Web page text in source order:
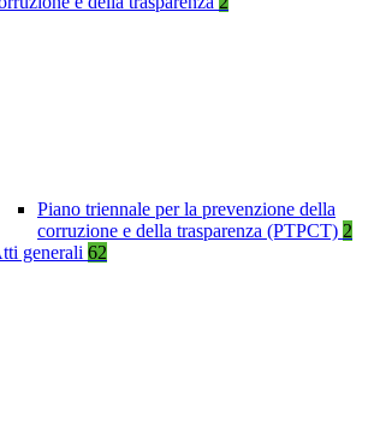
Piano triennale per la prevenzione della
corruzione e della trasparenza (PTPCT) 2
generali 62